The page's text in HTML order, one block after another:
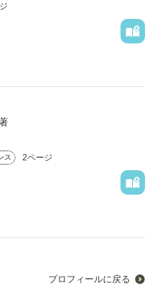
した...
む
ス 2ページ
プロフィールに戻る